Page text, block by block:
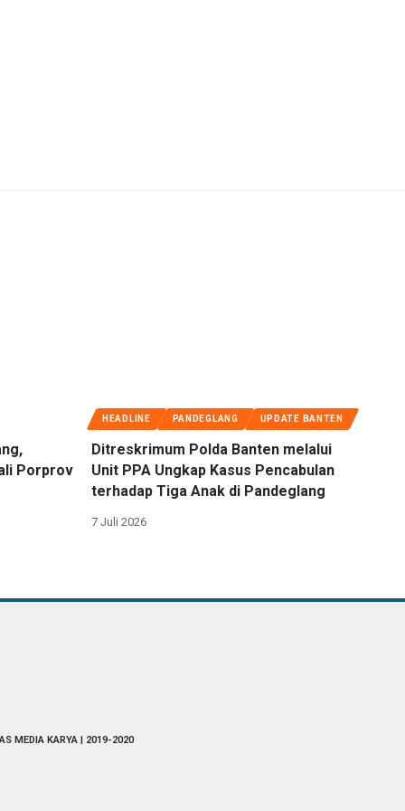
Porprov
HEADLINE PANDEGLANG UPDATE BANTEN
Ditreskrimum Polda Banten melalui
Unit PPA Ungkap Kasus Pencabulan
terhadap Tiga Anak di Pandeglang
7 Juli 2026
MEDIA KARYA | 2019-2020